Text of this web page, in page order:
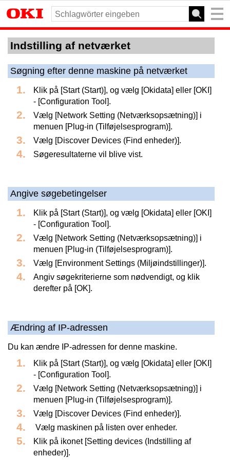
Indstilling af netværket
Søgning efter denne maskine på netværket
Klik på [Start (Start)], og vælg [Okidata] eller [OKI]
- [Configuration Tool].
Vælg [Network Setting (Netværksopsætning)] i
menuen [Plug-in (Tilføjelsesprogram)].
Vælg [Discover Devices (Find enheder)].
Søgeresultaterne vil blive vist.
Angive søgebetingelser
Klik på [Start (Start)], og vælg [Okidata] eller [OKI]
- [Configuration Tool].
Vælg [Network Setting (Netværksopsætning)] i
menuen [Plug-in (Tilføjelsesprogram)].
Vælg [Environment Settings (Miljøindstillinger)].
Angiv søgekriterierne som nødvendigt, og klik
derefter på [OK].
Ændring af IP-adressen
Du kan ændre IP-adressen for denne maskine.
Klik på [Start (Start)], og vælg [Okidata] eller [OKI]
- [Configuration Tool].
Vælg [Network Setting (Netværksopsætning)] i
menuen [Plug-in (Tilføjelsesprogram)].
Vælg [Discover Devices (Find enheder)].
Vælg maskinen på listen over enheder.
Klik på ikonet [Setting devices (Indstilling af
enheder)].